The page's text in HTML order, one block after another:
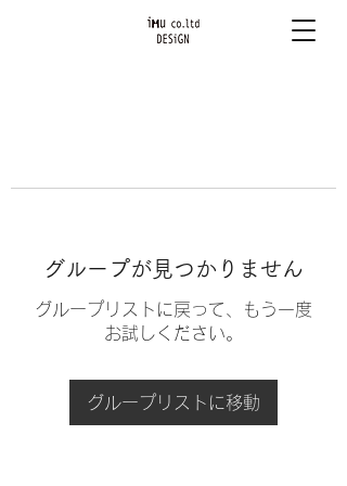
グループが見つかりません
グループリストに戻って、もう一度
お試しください。
グループリストに移動